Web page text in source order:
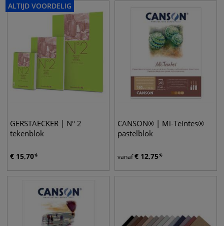
ALTIJD VOORDELIG
GERSTAECKER | N° 2
tekenblok
€ 15,70
CANSON® | Mi-Teintes®
pastelblok
vanaf€ 12,75